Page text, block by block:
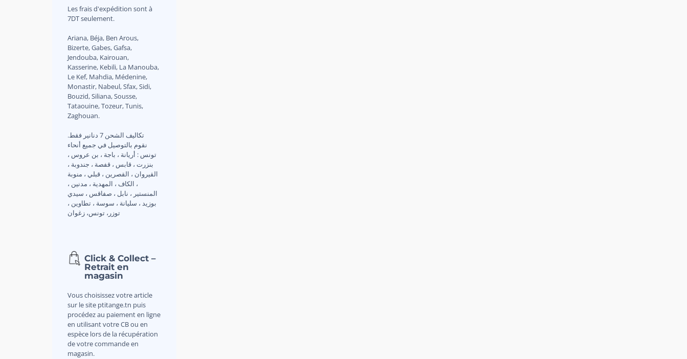
Les frais d'expédition sont à
7DT seulement.
Ariana, Béja, Ben Arous,
Bizerte, Gabes, Gafsa,
Jendouba, Kairouan,
Kasserine, Kebili, La Manouba,
Le Kef, Mahdia, Médenine,
Monastir, Nabeul, Sfax, Sidi,
Bouzid, Siliana, Sousse,
Tataouine, Tozeur, Tunis,
Zaghouan.
.تكاليف الشحن 7 دنانير فقط
نقوم بالتوصيل في جميع أنحاء
تونس : أريانة ، باجة ، بن عروس ،
بنزرت ، قابس ، قفصة ، جندوبة ،
القيروان ، القصرين ، قبلي ، منوبة
، الكاف ، المهدية ، مدنين ،
المنستير ، نابل ، صفاقس ، سيدي
بوزيد ، سليانة ، سوسة ، تطاوين ،
توزر، تونس، زغوان
Click & Collect –
Retrait en
magasin
Vous choisissez votre article
sur le site ptitange.tn puis
procédez au paiement en ligne
en utilisant votre CB ou en
espèce lors de la récupération
de votre commande en
magasin.